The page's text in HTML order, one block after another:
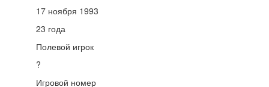
17 ноября 1993
23 года
Полевой игрок
?
Игровой номер